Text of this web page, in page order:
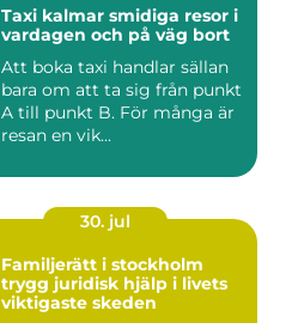
Taxi kalmar smidiga resor i
vardagen och på väg bort
Att boka taxi handlar sällan
bara om att ta sig från punkt
A till punkt B. För många är
resan en vik...
30. jul
Familjerätt i stockholm
trygg juridisk hjälp i livets
viktigaste skeden